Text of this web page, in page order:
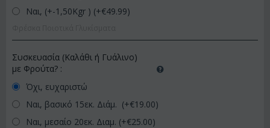
Ναι, (+-1,50Kgr ) (+€49.99)
Συσκευασία (Καλάθι ή Γυάλινο)
με Φρούτα? :
Όχι, ευχαριστώ
Ναι, βασικό 15εκ. Διάμ. (+€19.00)
Ναι, μεσαίο 20εκ. Διαμ. (+€25.00)